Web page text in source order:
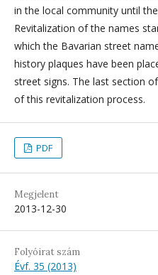
in the local community until
Revitalization of the names
which the Bavarian street
history plaques have been
street signs. The last section
of this revitalization process.
PDF
Megjelent
2013-12-30
Folyóirat szám
Évf. 35 (2013)